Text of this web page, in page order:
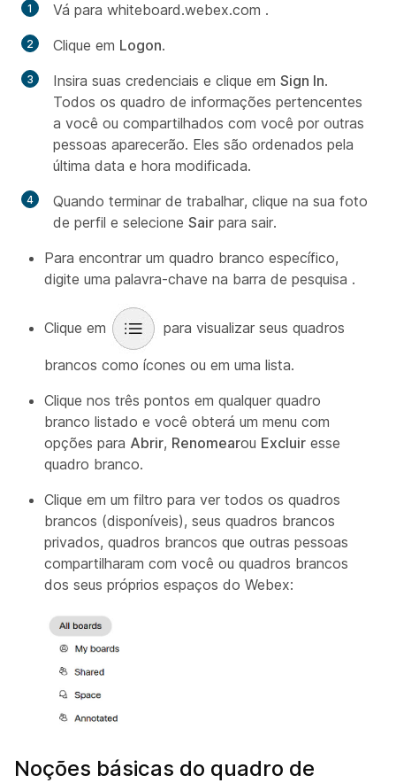
Vá para whiteboard.webex.com .
Clique em Logon.
Insira suas credenciais e clique em Sign In.
Todos os quadro de informações pertencentes
a você ou compartilhados com você por outras
pessoas aparecerão. Eles são ordenados pela
última data e hora modificada.
Quando terminar de trabalhar, clique na sua foto
de perfil e selecione Sair para sair.
Para encontrar um quadro branco específico,
digite uma palavra-chave na barra de pesquisa .
Clique em para visualizar seus quadros
brancos como ícones ou em uma lista.
Clique nos três pontos em qualquer quadro
branco listado e você obterá um menu com
opções para Abrir, Renomearou Excluir esse
quadro branco.
Clique em um filtro para ver todos os quadros
brancos (disponíveis), seus quadros brancos
privados, quadros brancos que outras pessoas
compartilharam com você ou quadros brancos
dos seus próprios espaços do Webex:
Noções básicas do quadro de